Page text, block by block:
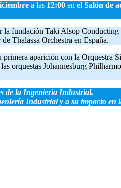
a las 12:00 en el Salón de
fundación Taki Alsop
Thalassa Orchestra en España.
aparición con la
orquestas Johannesburg
de la Ingeniería Industrial.
Industrial y a su impacto en